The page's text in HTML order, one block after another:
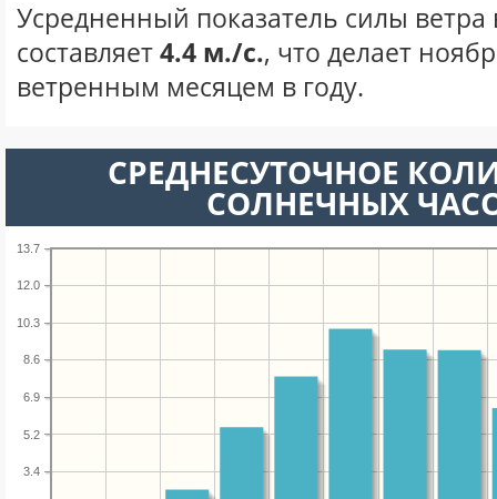
Усредненный показатель силы ветра
составляет4.4 м./с., что делает
ветренным месяцем в году.
СРЕДНЕСУТОЧНОЕ
СОЛНЕЧНЫХ
3.4
5.2
6.9
8.6
10.3
12.0
13.7